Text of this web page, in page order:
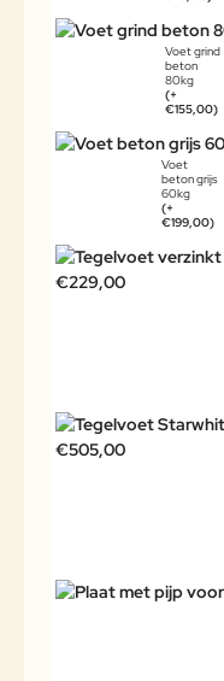
Voet grind
beton
80kg
(+
€155,00)
Voet
beton grijs
60kg
(+
€199,00)